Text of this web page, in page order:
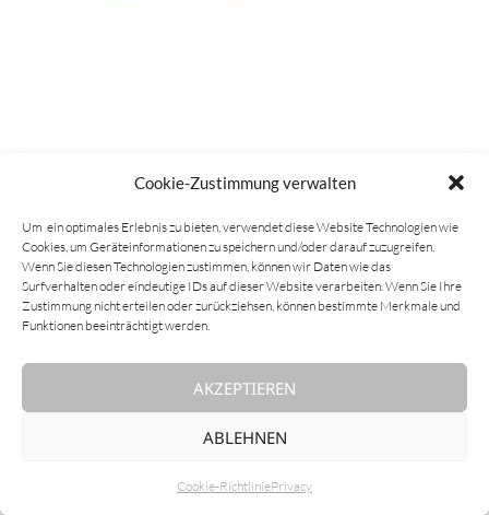
Cookie-Zustimmung verwalten
Um ein optimales Erlebnis zu bieten, verwendet diese Website Technologien wie
Cookies, um Geräteinformationen zu speichern und/oder darauf zuzugreifen.
Wenn Sie diesen Technologien zustimmen, können wir Daten wie das
Surfverhalten oder eindeutige IDs auf dieser Website verarbeiten. Wenn Sie Ihre
Zustimmung nicht erteilen oder zurückziehsen, können bestimmte Merkmale und
Funktionen beeinträchtigt werden.
AKZEPTIEREN
ABLEHNEN
Cookie-RichtliniePrivacy